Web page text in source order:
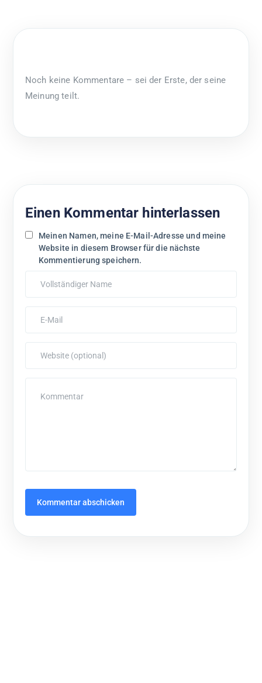
Noch keine Kommentare – sei der Erste, der seine
Meinung teilt.
Einen Kommentar hinterlassen
Meinen Namen, meine E-Mail-Adresse und meine
Website in diesem Browser für die nächste
Kommentierung speichern.